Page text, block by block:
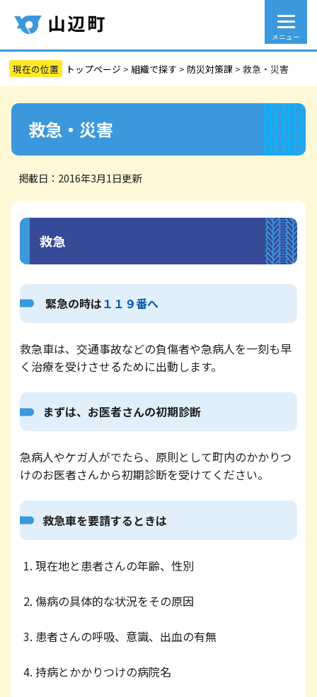
メニュー
トップページ >組織で探す > 防災対策課 >救急・災害
救急・災害
掲載日：2016年3月1日更新
救急
緊急の時は１１９番へ
救急車は、交通事故などの負傷者や急病人を一刻も早
く治療を受けさせるために出動します。
まずは、お医者さんの初期診断
急病人やケガ人がでたら、原則として町内のかかりつ
けのお医者さんから初期診断を受けてください。
救急車を要請するときは
現在地と患者さんの年齢、性別
傷病の具体的な状況をその原因
患者さんの呼吸、意識、出血の有無
持病とかかりつけの病院名